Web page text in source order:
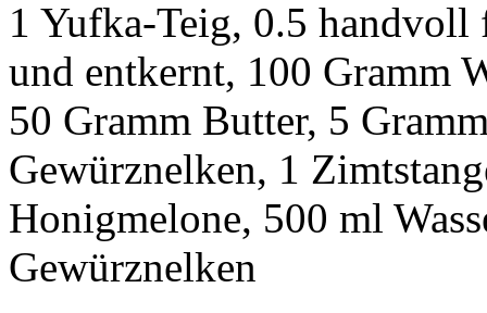
1 Yufka-Teig, 0.5
und entkernt, 100 Gramm
50 Gramm Butter, 5
Gewürznelken, 1
Honigmelone, 500 ml
Gewürznelken